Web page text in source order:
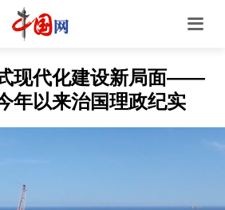
现代化建设新局面——
年以来治国理政纪实
结构持续优化